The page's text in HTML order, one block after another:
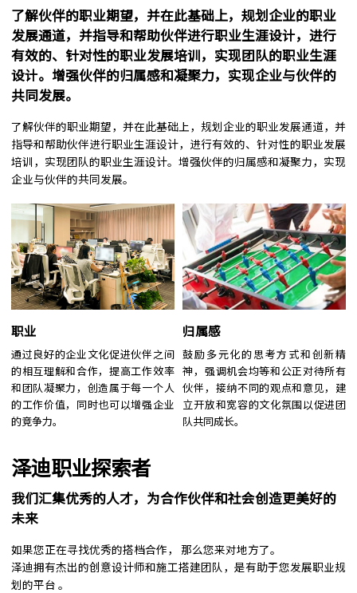
了解伙伴的职业期望，并在此基础上，规划企业的职业
发展通道，并指导和帮助伙伴进行职业生涯设计，进行
有效的、针对性的职业发展培训，实现团队的职业生涯
设计。增强伙伴的归属感和凝聚力，实现企业与伙伴的
共同发展。
了解伙伴的职业期望，并在此基础上，规划企业的职业发展通道，并
指导和帮助伙伴进行职业生涯设计，进行有效的、针对性的职业发展
培训，实现团队的职业生涯设计。增强伙伴的归属感和凝聚力，实现
企业与伙伴的共同发展。
职业
通过良好的企业文化促进伙伴之间
的相互理解和合作，提高工作效率
和团队凝聚力，创造属于每一个人
的工作价值，同时也可以增强企业
的竞争力。
归属感
鼓励多元化的思考方式和创新精
神，强调机会均等和公正对待所有
伙伴，接纳不同的观点和意见，建
立开放和宽容的文化氛围以促进团
队共同成长。
泽迪职业探索者
我们汇集优秀的人才，为合作伙伴和社会创造更美好的
未来
如果您正在寻找优秀的搭档合作， 那么您来对地方了。
泽迪拥有杰出的创意设计师和施工搭建团队，是有助于您发展职业规
划的平台 。